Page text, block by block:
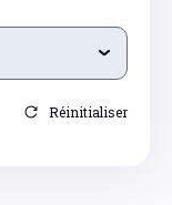
Réinitialiser